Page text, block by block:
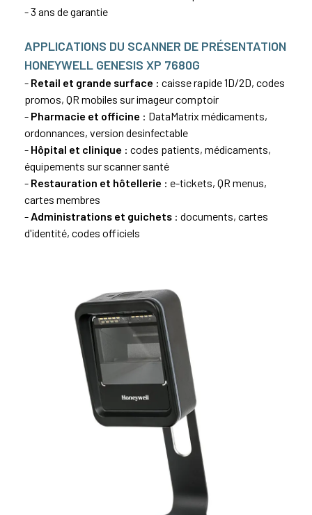
- 3 ans de garantie
APPLICATIONS DU SCANNER DE PRÉSENTATION
HONEYWELL GENESIS XP 7680G
- Retail et grande surface : caisse rapide 1D/2D, codes
promos, QR mobiles sur imageur comptoir
- Pharmacie et officine : DataMatrix médicaments,
ordonnances, version desinfectable
- Hôpital et clinique : codes patients, médicaments,
équipements sur scanner santé
- Restauration et hôtellerie : e-tickets, QR menus,
cartes membres
- Administrations et guichets : documents, cartes
d'identité, codes officiels